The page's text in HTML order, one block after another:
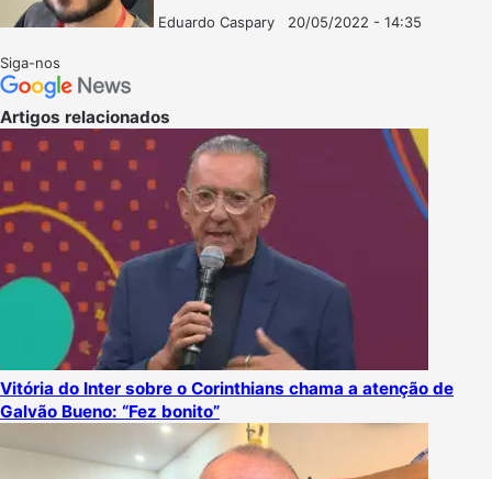
Eduardo Caspary
20/05/2022 - 14:35
Siga-nos
Artigos relacionados
Vitória do Inter sobre o Corinthians chama a atenção de
Galvão Bueno: “Fez bonito”